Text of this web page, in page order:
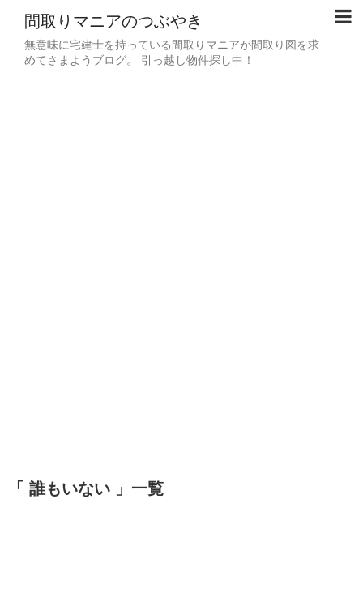
間取りマニアのつぶやき
無意味に宅建士を持っている間取りマニアが間取り図を求
めてさまようブログ。 引っ越し物件探し中！
「 誰もいない 」一覧